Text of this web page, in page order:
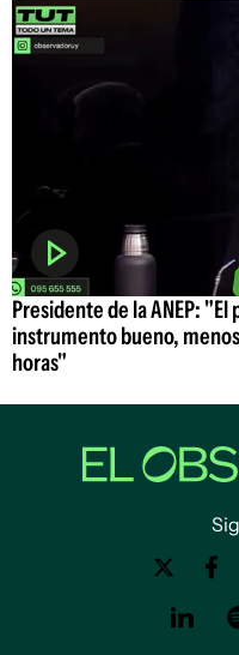
Presidente de la ANEP:
instrumento bueno,
horas"